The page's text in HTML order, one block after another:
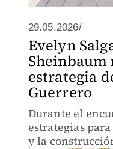
29.05.2026/
Evelyn
estrategia
Guerrero
Durante el
estrategias
y la